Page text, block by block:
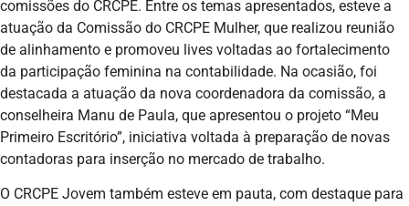
comissões do CRCPE. Entre os temas apresentados, esteve a
atuação da Comissão do CRCPE Mulher, que realizou reunião
de alinhamento e promoveu lives voltadas ao fortalecimento
da participação feminina na contabilidade. Na ocasião, foi
destacada a atuação da nova coordenadora da comissão, a
conselheira Manu de Paula, que apresentou o projeto “Meu
Primeiro Escritório”, iniciativa voltada à preparação de novas
contadoras para inserção no mercado de trabalho.
O CRCPE Jovem também esteve em pauta, com destaque para